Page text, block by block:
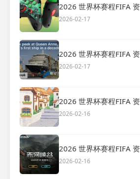
2026 世界杯赛程FIFA
2026-02-17
2026 世界杯赛程FIFA
2026-02-17
2026 世界杯赛程FIFA
2026-02-16
2026 世界杯赛程FIFA
2026-02-16